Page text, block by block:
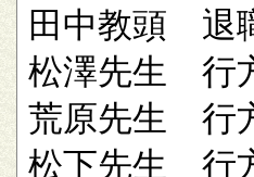
田中教頭 退
松澤先生 行
荒原先生 行
松下先生 行